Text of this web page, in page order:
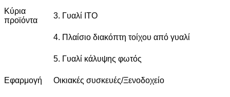
Κύρια
προϊόντα
3. Γυαλί ITO
4. Πλαίσιο διακόπτη τοίχου από γυαλί
5. Γυαλί κάλυψης φωτός
Εφαρμογή Οικιακές συσκευές/Ξενοδοχείο